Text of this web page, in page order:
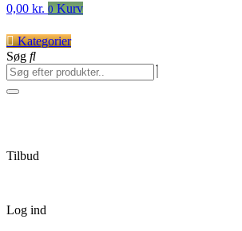
0,00 kr. 0 Kurv
Kategorier
Søg
Tilbud
Log ind